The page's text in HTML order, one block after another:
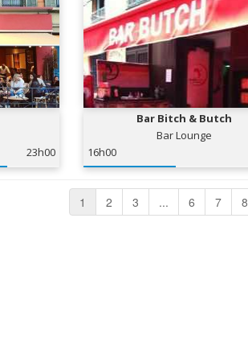
23h00
Bar Bitch & Butch
Bar Lounge
16h00
1 2 3 ... 6 7 8